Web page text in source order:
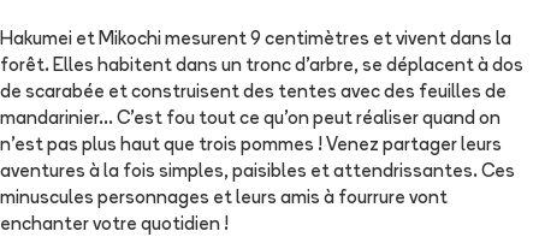
Hakumei et Mikochi mesurent 9 centimètres et vivent dans la
forêt. Elles habitent dans un tronc d’arbre, se déplacent à dos
de scarabée et construisent des tentes avec des feuilles de
mandarinier… C’est fou tout ce qu’on peut réaliser quand on
n’est pas plus haut que trois pommes ! Venez partager leurs
aventures à la fois simples, paisibles et attendrissantes. Ces
minuscules personnages et leurs amis à fourrure vont
enchanter votre quotidien !